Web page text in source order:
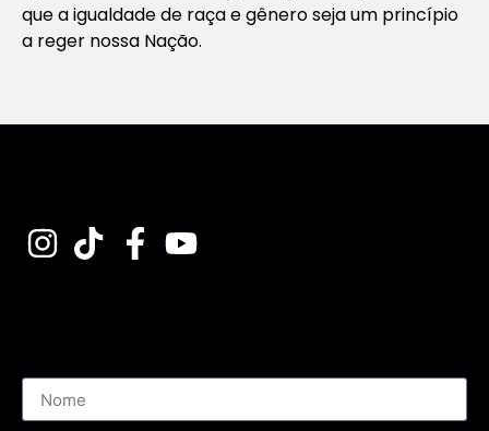
que a igualdade de raça e gênero seja um princípio
a reger nossa Nação.